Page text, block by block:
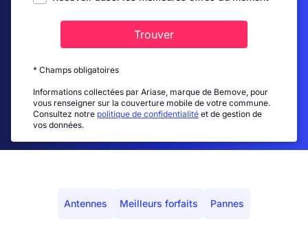
Trouver
* Champs obligatoires
Informations collectées par Ariase, marque de Bemove, pour
vous renseigner sur la couverture mobile de votre commune.
Consultez notre politique de confidentialité et de gestion de
vos données.
Antennes Meilleurs forfaits Pannes